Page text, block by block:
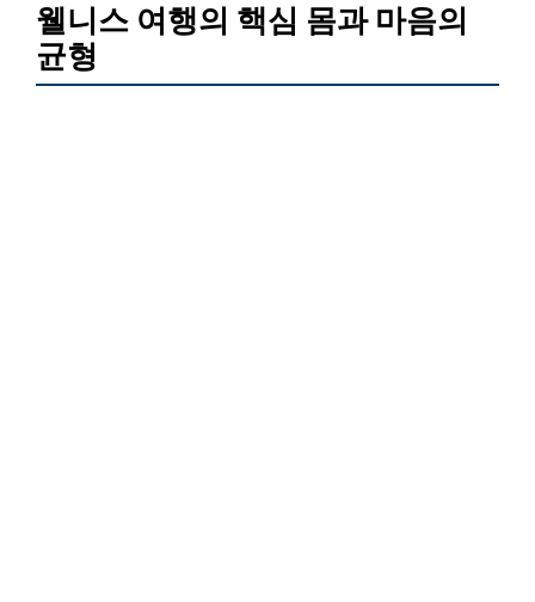
웰니스 여행의 핵심 몸과 마음의
균형